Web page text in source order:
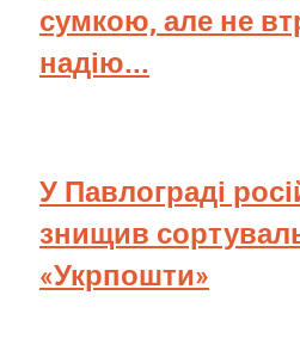
сумкою, але не
надію...
У Павлограді
знищив
«Укрпошти»